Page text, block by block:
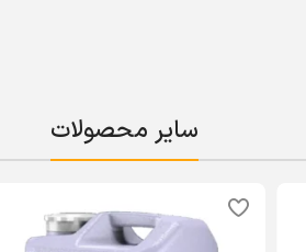
سایر محصولات